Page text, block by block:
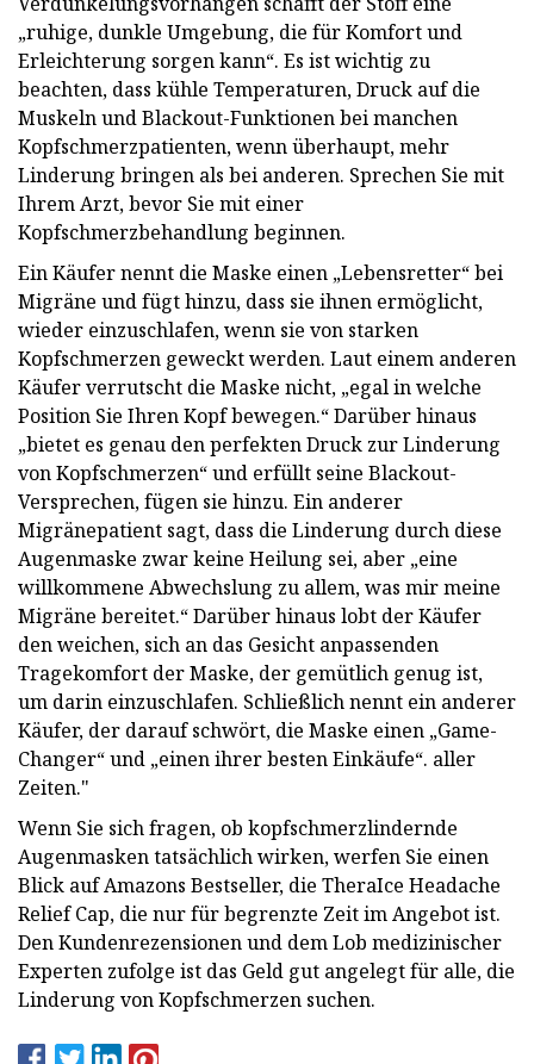
„ruhige, dunkle Umgebung, die für Komfort und
Erleichterung sorgen kann“. Es ist wichtig zu
beachten, dass kühle Temperaturen, Druck auf die
Muskeln und Blackout-Funktionen bei manchen
Kopfschmerzpatienten, wenn überhaupt, mehr
Linderung bringen als bei anderen. Sprechen Sie mit
Ihrem Arzt, bevor Sie mit einer
Kopfschmerzbehandlung beginnen.
Ein Käufer nennt die Maske einen „Lebensretter“ bei
Migräne und fügt hinzu, dass sie ihnen ermöglicht,
wieder einzuschlafen, wenn sie von starken
Kopfschmerzen geweckt werden. Laut einem anderen
Käufer verrutscht die Maske nicht, „egal in welche
Position Sie Ihren Kopf bewegen.“ Darüber hinaus
„bietet es genau den perfekten Druck zur Linderung
von Kopfschmerzen“ und erfüllt seine Blackout-
Versprechen, fügen sie hinzu. Ein anderer
Migränepatient sagt, dass die Linderung durch diese
Augenmaske zwar keine Heilung sei, aber „eine
willkommene Abwechslung zu allem, was mir meine
Migräne bereitet.“ Darüber hinaus lobt der Käufer
den weichen, sich an das Gesicht anpassenden
Tragekomfort der Maske, der gemütlich genug ist,
um darin einzuschlafen. Schließlich nennt ein anderer
Käufer, der darauf schwört, die Maske einen „Game-
Changer“ und „einen ihrer besten Einkäufe“. aller
Zeiten."
Wenn Sie sich fragen, ob kopfschmerzlindernde
Augenmasken tatsächlich wirken, werfen Sie einen
Blick auf Amazons Bestseller, die TheraIce Headache
Relief Cap, die nur für begrenzte Zeit im Angebot ist.
Den Kundenrezensionen und dem Lob medizinischer
Experten zufolge ist das Geld gut angelegt für alle, die
Linderung von Kopfschmerzen suchen.